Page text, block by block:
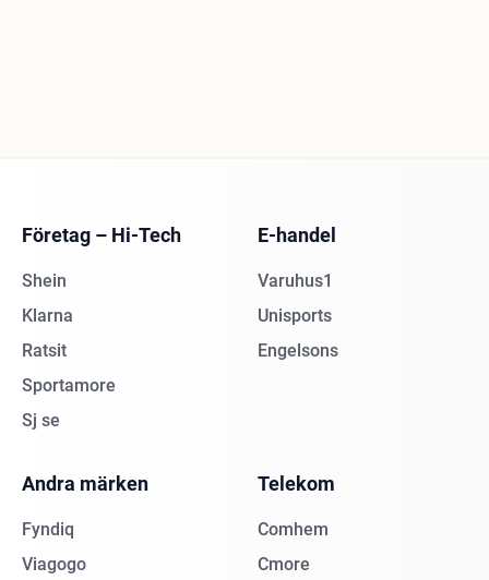
Företag – Hi-Tech
Shein
Klarna
Ratsit
Sportamore
Sj se
E-handel
Varuhus1
Unisports
Engelsons
Andra märken
Fyndiq
Viagogo
Telekom
Comhem
Cmore